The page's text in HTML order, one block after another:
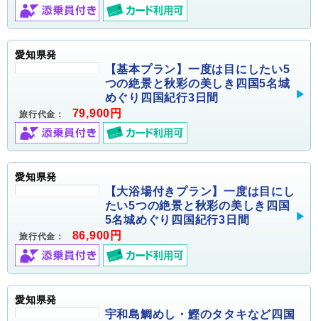
愛知県発
【基本プラン】一度は目にしたい5
つの絶景と秋彩の美しき四国5名城
めぐり四国紀行3日間
旅行代金： 79,900円
愛知県発
【大浴場付きプラン】一度は目にし
たい5つの絶景と秋彩の美しき四国
5名城めぐり四国紀行3日間
旅行代金： 86,900円
愛知県発
宇和島鯛めし・鰹のタタキなど四国